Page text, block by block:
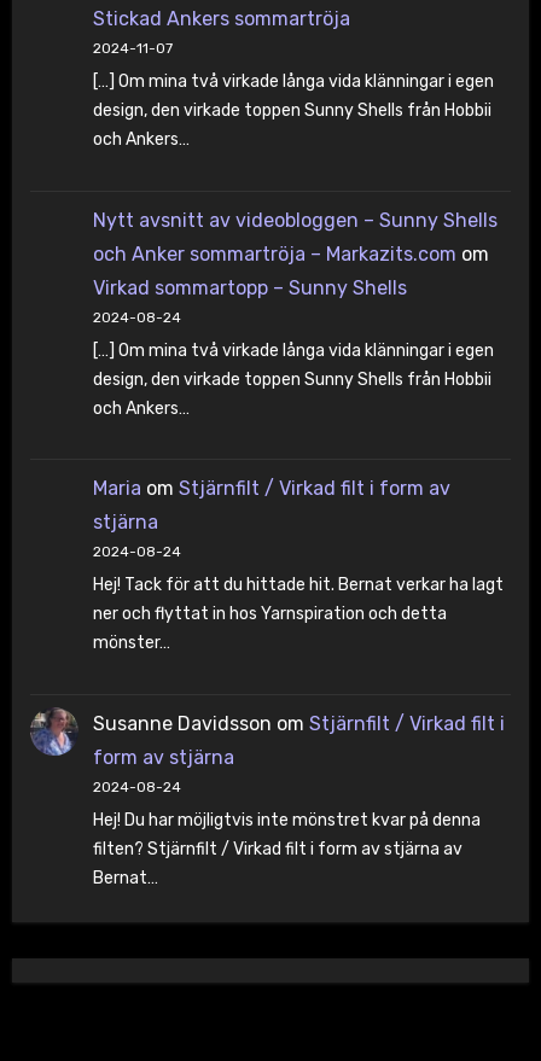
Stickad Ankers sommartröja
2024-11-07
[…] Om mina två virkade långa vida klänningar i egen
design, den virkade toppen Sunny Shells från Hobbii
och Ankers…
Nytt avsnitt av videobloggen – Sunny Shells
och Anker sommartröja – Markazits.com om
Virkad sommartopp – Sunny Shells
2024-08-24
[…] Om mina två virkade långa vida klänningar i egen
design, den virkade toppen Sunny Shells från Hobbii
och Ankers…
Maria om Stjärnfilt / Virkad filt i form av
stjärna
2024-08-24
Hej! Tack för att du hittade hit. Bernat verkar ha lagt
ner och flyttat in hos Yarnspiration och detta
mönster…
Susanne Davidsson om Stjärnfilt / Virkad filt i
form av stjärna
2024-08-24
Hej! Du har möjligtvis inte mönstret kvar på denna
filten? Stjärnfilt / Virkad filt i form av stjärna av
Bernat…